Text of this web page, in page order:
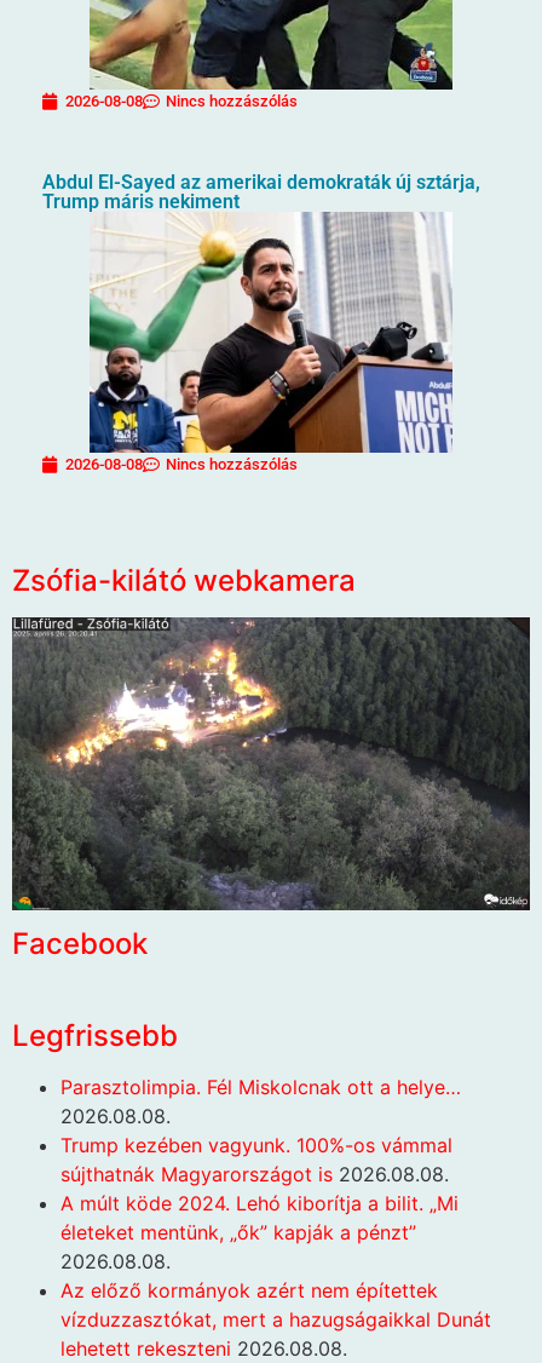
2026-08-08 Nincs hozzászólás
Abdul El-Sayed az amerikai demokraták új sztárja,
Trump máris nekiment
2026-08-08 Nincs hozzászólás
Zsófia-kilátó webkamera
Facebook
Legfrissebb
Parasztolimpia. Fél Miskolcnak ott a helye…
2026.08.08.
Trump kezében vagyunk. 100%-os vámmal
sújthatnák Magyarországot is 2026.08.08.
A múlt köde 2024. Lehó kiborítja a bilit. „Mi
életeket mentünk, „ők” kapják a pénzt”
2026.08.08.
Az előző kormányok azért nem építettek
vízduzzasztókat, mert a hazugságaikkal Dunát
lehetett rekeszteni 2026.08.08.